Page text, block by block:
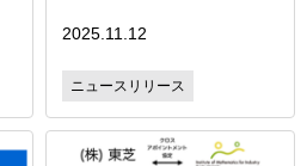
2025.11.12
ニュースリリース